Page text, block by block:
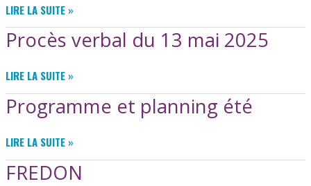
PROCÈS-
VERBAL
DU
JUIN
2025
LIRE LA SUITE »
Procès verbal du 13 mai 2025
PROCÈS
VERBAL
DU
MAI
2025
LIRE LA SUITE »
Programme et planning été
PROGRAMME
ET
PLANNING
LIRE LA SUITE »
FREDON